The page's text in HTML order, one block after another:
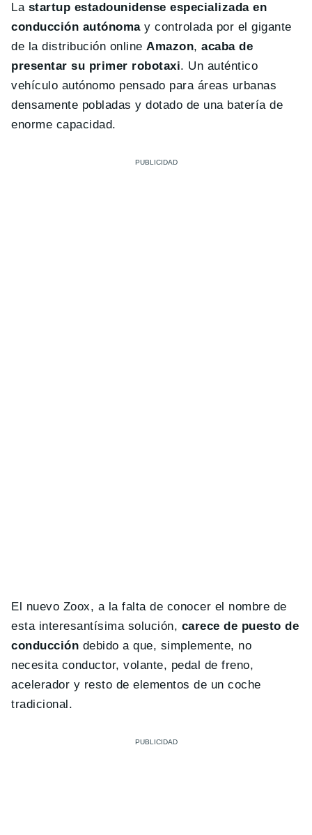
La startup estadounidense especializada en
conducción autónomay controlada por el gigante
de la distribución onlineAmazon, acaba de
presentar su primer robotaxi. Un auténtico
vehículo autónomo pensado para áreas urbanas
densamente pobladas y dotado de una batería de
enorme capacidad.
El nuevo Zoox, a la falta de conocer el nombre de
esta interesantísima solución, carece de puesto de
conducción debido a que, simplemente, no
necesita conductor, volante, pedal de freno,
acelerador y resto de elementos de un coche
tradicional.